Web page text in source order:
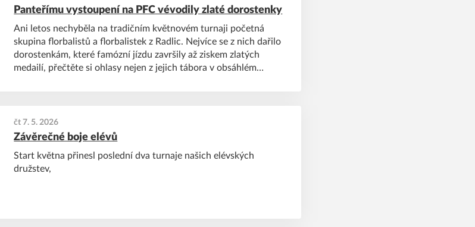
Panteřímu vystoupení na PFC vévodily zlaté dorostenky
Ani letos nechyběla na tradičním květnovém turnaji početná
skupina florbalistů a florbalistek z Radlic. Nejvíce se z nich dařilo
dorostenkám, které famózní jízdu završily až ziskem zlatých
medailí, přečtěte si ohlasy nejen z jejich tábora v obsáhlém
čt 7. 5. 2026
Závěrečné boje elévů
Start května přinesl poslední dva turnaje našich elévských
družstev,